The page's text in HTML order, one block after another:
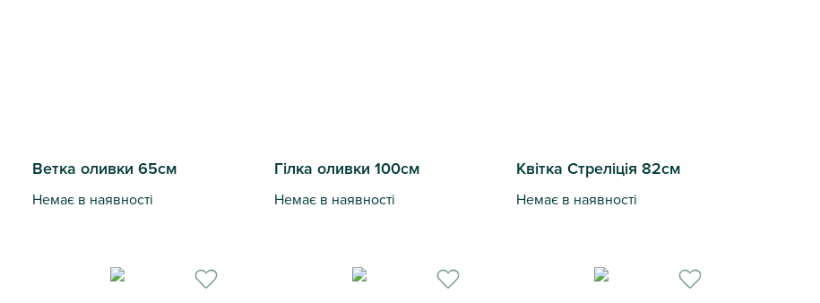
Ветка оливки 65см
Немає в наявності
Гілка оливки 100см
Немає в наявності
Квітка Стреліція 82см
Немає в наявності